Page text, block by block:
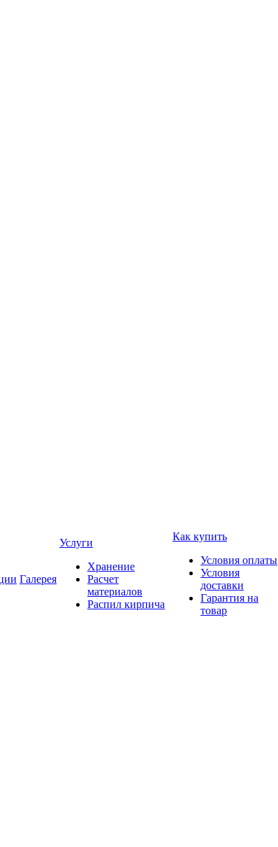
Галерея
Услуги
Хранение
Расчет
материалов
Распил кирпича
Как купить
Условия оплаты
Условия
доставки
Гарантия на
товар